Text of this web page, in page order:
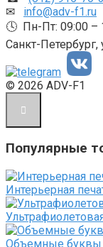
✉ info@adv-f1.ru
🕓 Пн-Пт: 09:00 –
Санкт-
© 2026 ADV-F1
Популярные
Интерьерная
Объемные буквы